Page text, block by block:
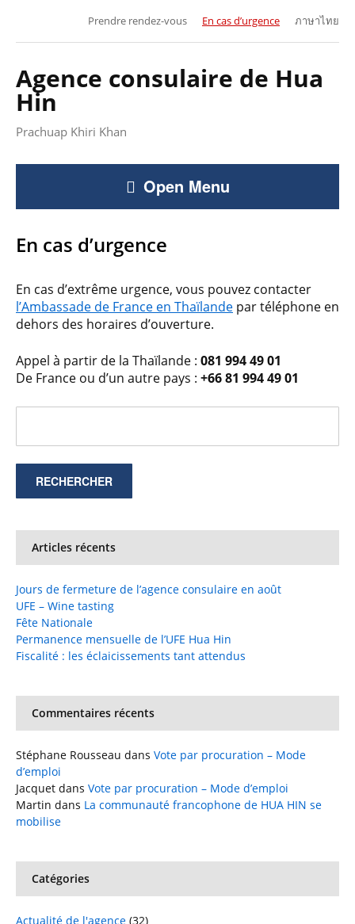
Prendre rendez-vous En cas d’urgence ภาษาไทย
Agence consulaire de Hua
Hin
Prachuap Khiri Khan
Open Menu
En cas d’urgence
En cas d’extrême urgence, vous pouvez contacter
l’Ambassade de France en Thaïlande par téléphone en
dehors des horaires d’ouverture.
Appel à partir de la Thaïlande : 081 994 49 01
De France ou d’un autre pays : +66 81 994 49 01
Articles récents
Jours de fermeture de l’agence consulaire en août
UFE – Wine tasting
Fête Nationale
Permanence mensuelle de l’UFE Hua Hin
Fiscalité : les éclaicissements tant attendus
Commentaires récents
Stéphane Rousseau dans Vote par procuration – Mode
d’emploi
Jacquet dans Vote par procuration – Mode d’emploi
Martin dans La communauté francophone de HUA HIN se
mobilise
Catégories
Actualité de l'agence (32)